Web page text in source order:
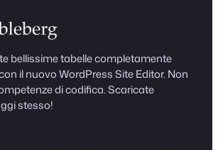
bellissime tabelle completamente
il nuovo WordPress Site Editor. Non
di codifica. Scaricate
stesso!